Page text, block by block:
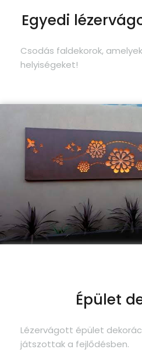
Egyedi
Csodás faldekorok,
helyiségeket!
Épület
Lézervágott épület
játszottak a fejlődésben.